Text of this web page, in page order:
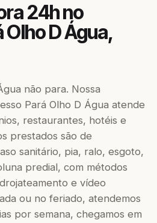
24h no
D Água,
não para. Nossa
Pará Olho D Água atende
restaurantes, hotéis e
prestados são de
sanitário, pia, ralo, esgoto,
predial, com métodos
e vídeo
ou no feriado, atendemos
por semana, chegamos em